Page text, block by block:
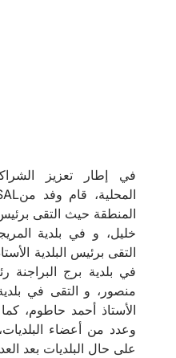
في إطار تعزيز
المنطقة حيث التقى
خليل، و في بلدية
التقى برئيس البلدية
في بلدية برج البراجنة
منصور، و التقى في
الأستاذ أحمد حاطوم،
وعدد من أعضاء
على حال البلديات بعد